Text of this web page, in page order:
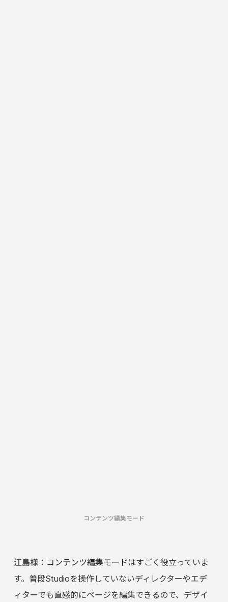
コンテンツ編集モード
江島様： コンテンツ編集モードはすごく役立っていま
す。普段Studioを操作していないディレクターやエデ
ィターでも直感的にページを編集できるので、デザイ